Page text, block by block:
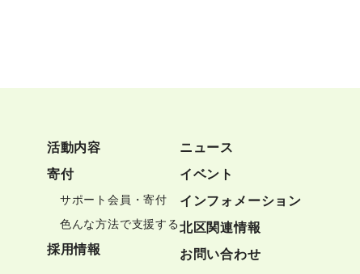
活動内容
寄付
サポート会員・寄付
色んな方法で支援する
採用情報
ニュース
イベント
インフォメーション
北区関連情報
お問い合わせ